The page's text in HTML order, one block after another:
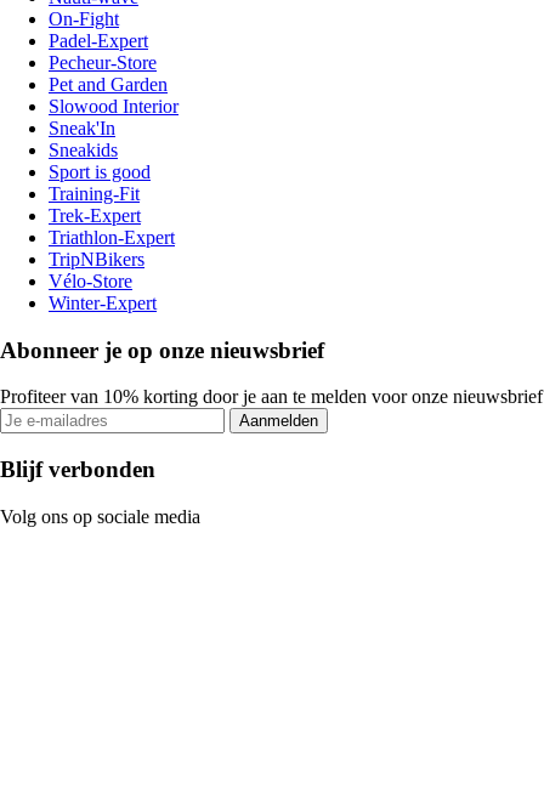
On-Fight
Padel-Expert
Pecheur-Store
Pet and Garden
Slowood Interior
Sneak'In
Sneakids
Sport is good
Training-Fit
Trek-Expert
Triathlon-Expert
TripNBikers
Vélo-Store
Winter-Expert
Abonneer je op onze nieuwsbrief
Profiteer van 10% korting door je aan te melden voor onze nieuwsbrief
Aanmelden
Blijf verbonden
Volg ons op sociale media